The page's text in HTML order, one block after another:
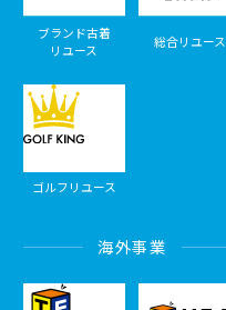
ブランド古着
リユース
総合リユース
ゴルフリユース
海外事業